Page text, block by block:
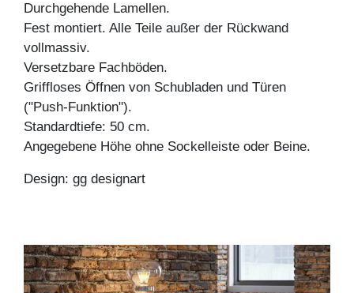
Durchgehende Lamellen.
Fest montiert. Alle Teile außer der Rückwand
vollmassiv.
Versetzbare Fachböden.
Griffloses Öffnen von Schubladen und Türen
("Push-Funktion").
Standardtiefe: 50 cm.
Angegebene Höhe ohne Sockelleiste oder Beine.
Design: gg designart